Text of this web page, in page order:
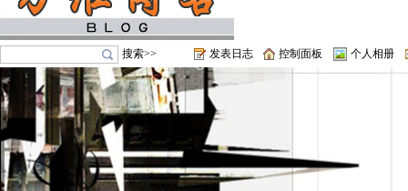
搜索>> 发表日志 控制面板 个人相册